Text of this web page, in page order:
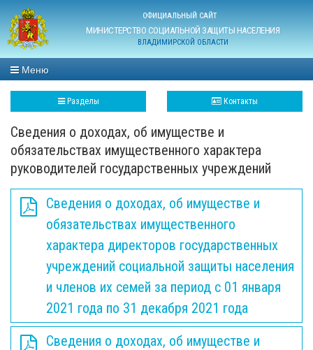
ОФИЦИАЛЬНЫЙ САЙТ
МИНИСТЕРСТВО СОЦИАЛЬНОЙ ЗАЩИТЫ НАСЕЛЕНИЯ
ВЛАДИМИРСКОЙ ОБЛАСТИ
Меню
Разделы Контакты
Сведения о доходах, об имуществе и
обязательствах имущественного характера
руководителей государственных учреждений
Сведения о доходах, об имуществе и
обязательствах имущественного
характера директоров государственных
учреждений социальной защиты населения
и членов их семей за период с 01 января
2021 года по 31 декабря 2021 года
Сведения о доходах, об имуществе и